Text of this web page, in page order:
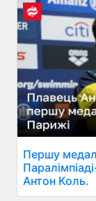
Першу
Антон Коль.